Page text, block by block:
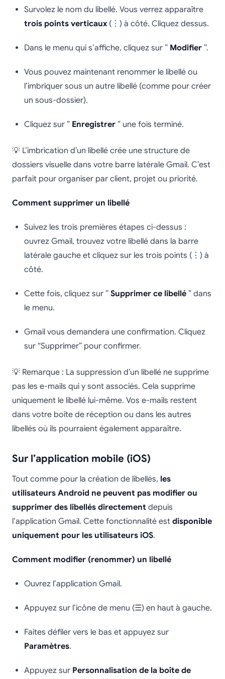
Survolez le nom du libellé. Vous verrez apparaître
trois points verticaux (⋮) à côté. Cliquez dessus.
Dans le menu qui s’affiche, cliquez sur ” Modifier ”.
Vous pouvez maintenant renommer le libellé ou
l’imbriquer sous un autre libellé (comme pour créer
un sous-dossier).
Cliquez sur ” Enregistrer ” une fois terminé.
💡 L’imbrication d’un libellé crée une structure de
dossiers visuelle dans votre barre latérale Gmail. C’est
parfait pour organiser par client, projet ou priorité.
Comment supprimer un libellé
Suivez les trois premières étapes ci-dessus :
ouvrez Gmail, trouvez votre libellé dans la barre
latérale gauche et cliquez sur les trois points (⋮) à
côté.
Cette fois, cliquez sur ” Supprimer ce libellé ” dans
le menu.
Gmail vous demandera une confirmation. Cliquez
sur “Supprimer” pour confirmer.
💡 Remarque : La suppression d’un libellé ne supprime
pas les e-mails qui y sont associés. Cela supprime
uniquement le libellé lui-même. Vos e-mails restent
dans votre boîte de réception ou dans les autres
libellés où ils pourraient également apparaître.
Sur l’application mobile (iOS)
Tout comme pour la création de libellés, les
utilisateurs Android ne peuvent pas modifier ou
supprimer des libellés directement depuis
l’application Gmail. Cette fonctionnalité est disponible
uniquement pour les utilisateurs iOS.
Comment modifier (renommer) un libellé
Ouvrez l’application Gmail.
Appuyez sur l’icône de menu (☰) en haut à gauche.
Faites défiler vers le bas et appuyez sur
Paramètres.
Appuyez sur Personnalisation de la boîte de